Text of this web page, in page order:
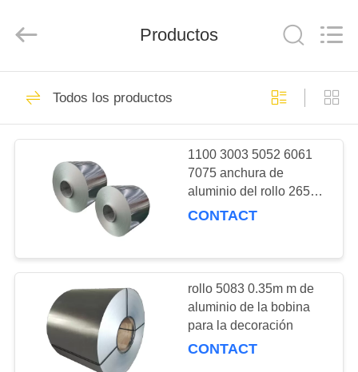
CASA
PRODUCTOS
SOBRE
NOSOTROS
RECORRIDO
STEEL
CO.,LTD.
Reserved.
Placa plana de
acero inoxidable
Placa de chapa de
acero inoxidable
92
Productos
Todos los productos
1100 3003 5052 6061
7075 anchura de
aluminio del rollo 2650m
m de la bobina
CONTACT
rollo 5083 0.35m m de
aluminio de la bobina
para la decoración
CONTACT